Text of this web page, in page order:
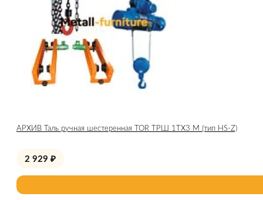
АРХИВ Таль ручная шестеренная TOR ТРШ 1ТХ3 М (тип HS-Z)
2 929 ₽